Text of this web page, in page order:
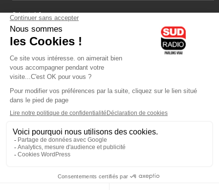
fiducial.fr
lyoncapitale.fr
olympique-et-lyonnais.com
L'application Iphone / Android
Téléchargez l'application
Les cookies
Gestion des cookies
Crédit photos : ©Sud Radio / Pierre Olivier